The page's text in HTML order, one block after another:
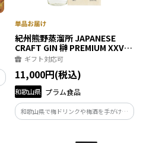
紀州熊野蒸溜所 JAPANESE
CRAFT GIN 榊 PREMIUM XXV
500ml
ギフト対応可
11,000円(税込)
和歌山県 プラム食品
和歌山県で梅ドリンクや梅酒を手がける
プラム食品が開設した紀州熊野蒸溜所が